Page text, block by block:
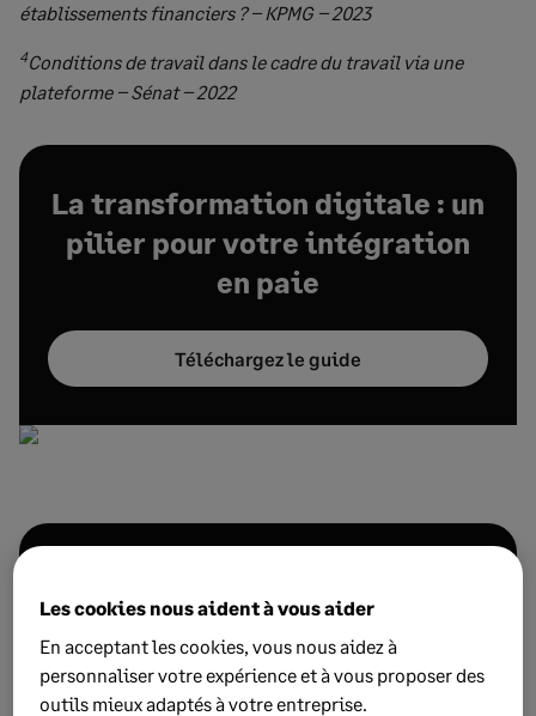
établissements financiers ? – KPMG – 2023
4Conditions de travail dans le cadre du travail via une
plateforme – Sénat – 2022
La transformation digitale : un
pilier pour votre intégration
en paie
Téléchargez le guide
newsletter mensuelle
Je m'abonne
Les cookies nous aident à vous aider
En acceptant les cookies, vous nous aidez à
personnaliser votre expérience et à vous proposer des
outils mieux adaptés à votre entreprise.